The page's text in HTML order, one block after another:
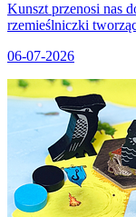
Kunszt przenosi nas
rzemieślniczki
06-07-2026